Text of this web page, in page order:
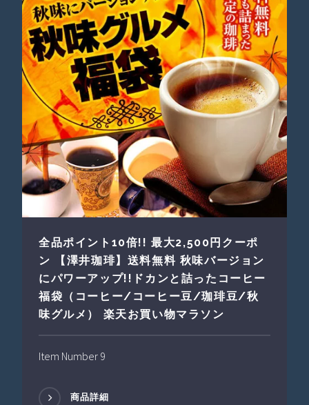
全品ポイント10倍!! 最大2,500円クーポ
ン 【澤井珈琲】送料無料 秋味バージョン
にパワーアップ!!ドカンと詰ったコーヒー
福袋（コーヒー/コーヒー豆/珈琲豆/秋
味グルメ） 楽天お買い物マラソン
Item Number 9
商品詳細